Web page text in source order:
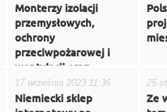
Monterzy izolacji
przemysłowych,
ochrony
przeciwpożarowej i
wentylacji oraz
doświadczeni
kierownicy budów
17 września 2023 11:36
Niemiecki sklep
25
Ze